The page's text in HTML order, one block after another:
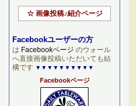
☆ 画像投稿♪紹介ページ
Facebookユーザーの方
は Facebookページ のウォール
へ直接画像投稿いただいても結
構です ▼▼▼▼▼▼▼▼▼▼
Facebookページ